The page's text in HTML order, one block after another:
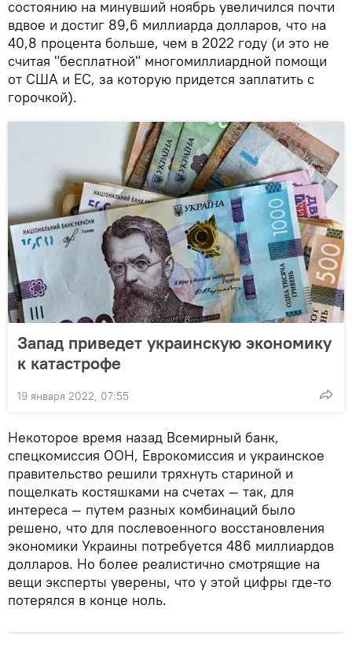
состоянию на минувший ноябрь увеличился почти
вдвое и достиг 89,6 миллиарда долларов, что на
40,8 процента больше, чем в 2022 году (и это не
считая "бесплатной" многомиллиардной помощи
от США и ЕС, за которую придется заплатить с
горочкой).
Запад приведет украинскую экономику
к катастрофе
19 января 2022, 07:55
Некоторое время назад Всемирный банк,
спецкомиссия ООН, Еврокомиссия и украинское
правительство решили тряхнуть стариной и
пощелкать костяшками на счетах — так, для
интереса — путем разных комбинаций было
решено, что для послевоенного восстановления
экономики Украины потребуется 486 миллиардов
долларов. Но более реалистично смотрящие на
вещи эксперты уверены, что у этой цифры где-то
потерялся в конце ноль.